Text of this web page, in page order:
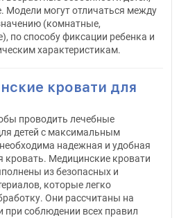
Модели могут отличаться между
(комнатные,
по способу фиксации ребенка и
характеристикам.
кровати для
проводить лечебные
детей с максимальным
надежная и удобная
кровать. Медицинские кровати
из безопасных и
которые легко
Они рассчитаны на
при соблюдении всех правил